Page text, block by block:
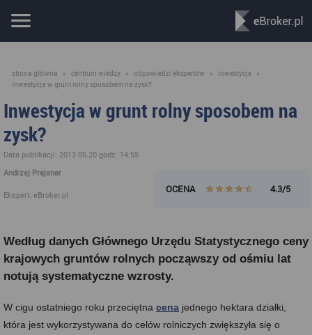
strona główna » centrum wiedzy » odpowiedzi ekspertów » inwestycje »
inwestycja w grunt rolny sposobem na zysk?
Inwestycja w grunt rolny sposobem na
zysk?
Data publikacji: 2013.05.20 godz. 14:55
Andrzej Prajsnar
Ekspert, eBroker.pl OCENA 4.3/5
Według danych Głównego Urzędu Statystycznego ceny
krajowych gruntów rolnych począwszy od ośmiu lat
notują systematyczne wzrosty.
W cigu ostatniego roku przeciętna cena jednego hektara działki,
która jest wykorzystywana do celów rolniczych zwiększyła się o